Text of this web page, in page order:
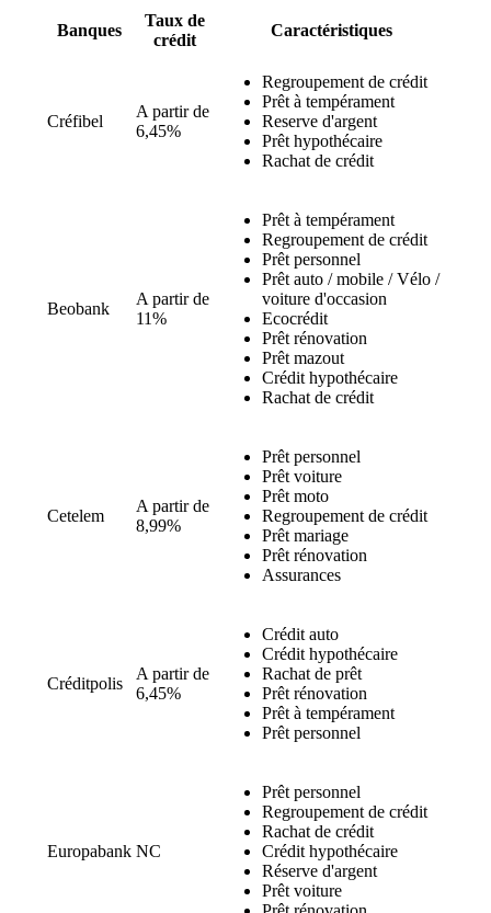
Banques
Taux de
crédit
Caractéristiques
Créfibel
A partir de
6,45%
Regroupement de crédit
Prêt à tempérament
Reserve d'argent
Prêt hypothécaire
Rachat de crédit
Beobank
A partir de
11%
Prêt à tempérament
Regroupement de crédit
Prêt personnel
Prêt auto / mobile / Vélo /
voiture d'occasion
Ecocrédit
Prêt rénovation
Prêt mazout
Crédit hypothécaire
Rachat de crédit
Cetelem
A partir de
8,99%
Prêt personnel
Prêt voiture
Prêt moto
Regroupement de crédit
Prêt mariage
Prêt rénovation
Assurances
Créditpolis
A partir de
6,45%
Crédit auto
Crédit hypothécaire
Rachat de prêt
Prêt rénovation
Prêt à tempérament
Prêt personnel
Europabank NC
Prêt personnel
Regroupement de crédit
Rachat de crédit
Crédit hypothécaire
Réserve d'argent
Prêt voiture